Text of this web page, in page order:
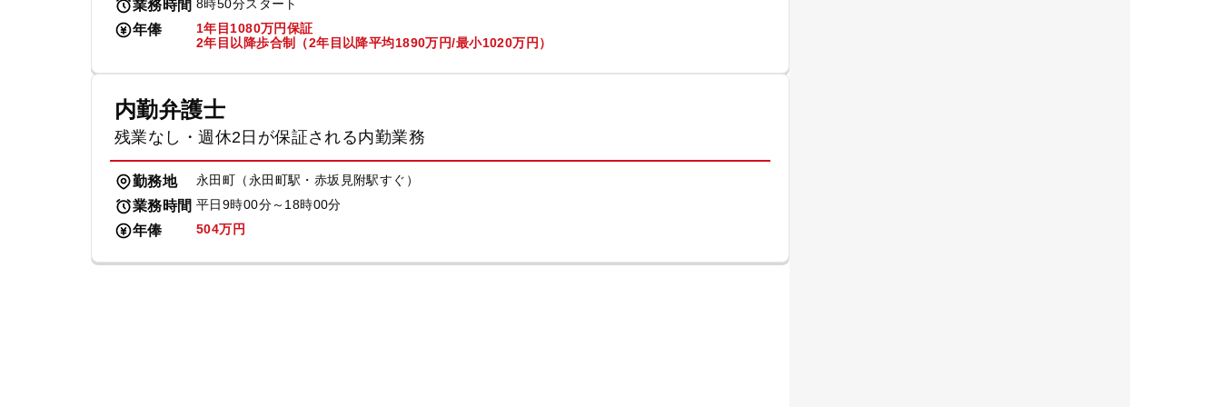
業務時間 8時50分スタート
年俸
1年目1080万円保証
2年目以降歩合制（2年目以降平均1890万円/最小1020万円）
内勤弁護士
残業なし・週休2日が保証される内勤業務
勤務地 永田町（永田町駅・赤坂見附駅すぐ）
業務時間 平日9時00分～18時00分
年俸 504万円